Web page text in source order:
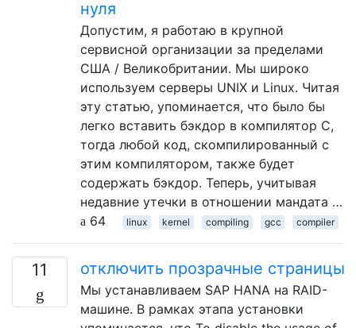
нуля
Допустим, я работаю в крупной
сервисной организации за пределами
США / Великобритании. Мы широко
используем серверы UNIX и Linux. Читая
эту статью, упоминается, что было бы
легко вставить бэкдор в компилятор C,
тогда любой код, скомпилированный с
этим компилятором, также будет
содержать бэкдор. Теперь, учитывая
недавние утечки в отношении мандата …
64
linux kernel compiling gcc compiler
11 отключить прозрачные страницы
Мы устанавливаем SAP HANA на RAID-
машине. В рамках этапа установки